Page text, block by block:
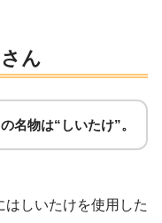
ん
名物は“しいたけ”。
しいたけを使用した